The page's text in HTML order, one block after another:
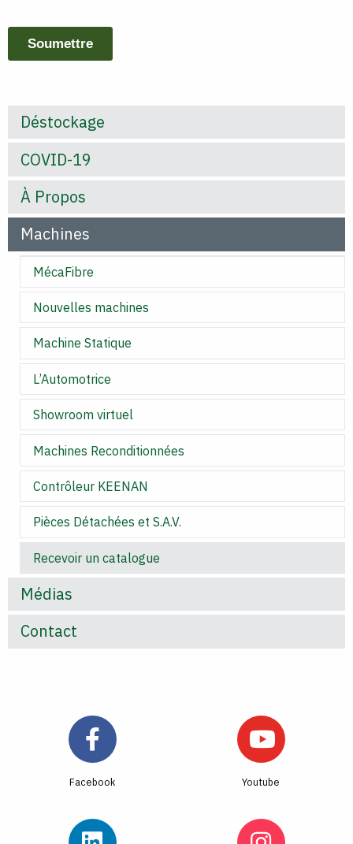
Déstockage
COVID-19
À Propos
Machines
MécaFibre
Nouvelles machines
Machine Statique
L’Automotrice
Showroom virtuel
Machines Reconditionnées
Contrôleur KEENAN
Pièces Détachées et S.A.V.
Recevoir un catalogue
Médias
Contact
Facebook Youtube